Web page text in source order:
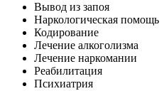
Вывод из запоя
Наркологическая помощь
Кодирование
Лечение алкоголизма
Лечение наркомании
Реабилитация
Психиатрия